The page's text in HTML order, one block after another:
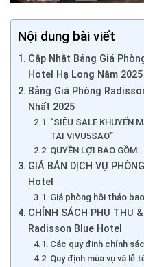
Nội dung bài viết
Cập Nhật Bảng Giá
Hotel Hạ Long Năm 2025
Bảng Giá Phòng
Nhất 2025
“SIÊU SALE KHUYẾN
TẠI VIVU5SAO”
QUYỀN LỢI BAO GỒM:
GIÁ BÁN DỊCH VỤ
Hotel
Giá phòng hội thảo
CHÍNH SÁCH PHỤ THU
Radisson Blue Hotel
Các quy định chính
Quy định mùa vụ và lễ